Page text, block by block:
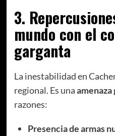
3.
mundo con el
garganta
La inestabilidad en
regional. Es una
razones:
Presencia de armas